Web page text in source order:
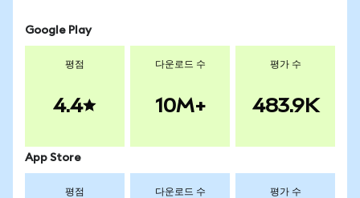
Google Play
평점
4.4
다운로드 수
10M+
평가 수
483.9K
App Store
평점 다운로드 수 평가 수